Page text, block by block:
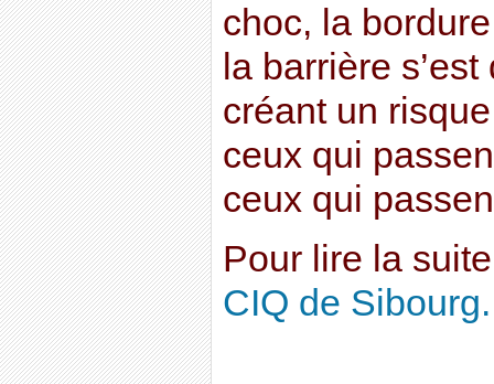
choc, la
la barrière
créant un
ceux qui
ceux qui
Pour lire la
CIQ de